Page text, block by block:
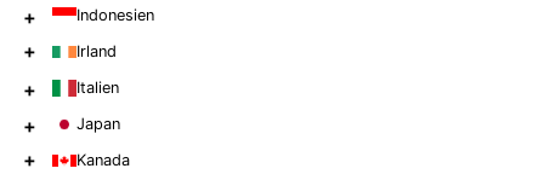
+ Indonesien
+ Irland
+ Italien
+ Japan
+ Kanada